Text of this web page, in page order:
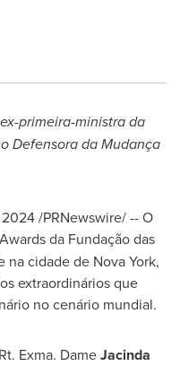
primeira-ministra da
Defensora da Mudança
/PRNewswire/ -- O
da Fundação das
na cidade de Nova York,
extraordinários que
no cenário mundial.
Exma. DameJacinda